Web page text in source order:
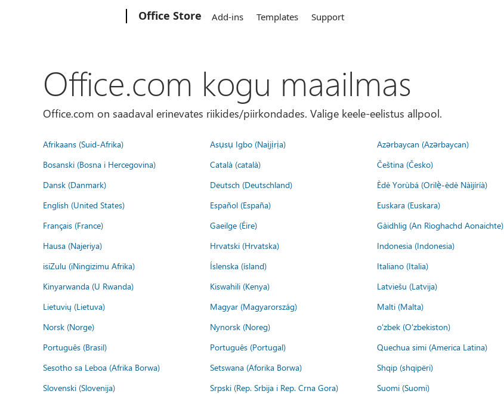
Office Store Add-ins Templates Support
Office.com kogu maailmas
Office.com on saadaval erinevates riikides/piirkondades. Valige keele-eelistus allpool.
Afrikaans (Suid-Afrika) Asụsụ Igbo (Naịjịrịa) Azərbaycan (Azərbaycan)
Bosanski (Bosna i Hercegovina)
Català (català) Čeština (Česko)
Dansk (Danmark)
Deutsch (Deutschland) Èdè Yorùbá (Orilẹ̀-èdè Nàìjíríà)
English (United States)
Español (España) Euskara (Euskara)
Français (France)
Gaeilge (Éire) Gàidhlig (An Rìoghachd Aonaichte)
Hausa (Najeriya)
Hrvatski (Hrvatska) Indonesia (Indonesia)
isiZulu (iNingizimu Afrika)
Íslenska (ísland) Italiano (Italia)
Kinyarwanda (U Rwanda)
Kiswahili (Kenya) Latviešu (Latvija)
Lietuvių (Lietuva)
Magyar (Magyarország) Malti (Malta)
Norsk (Norge)
Nynorsk (Noreg) o'zbek (O'zbekiston)
Português (Brasil)
Português (Portugal) Quechua simi (America Latina)
Sesotho sa Leboa (Afrika Borwa)
Setswana (Aforika Borwa) Shqip (shqipëri)
Slovenski (Slovenija)
Srpski (Rep. Srbija i Rep. Crna Gora) Suomi (Suomi)